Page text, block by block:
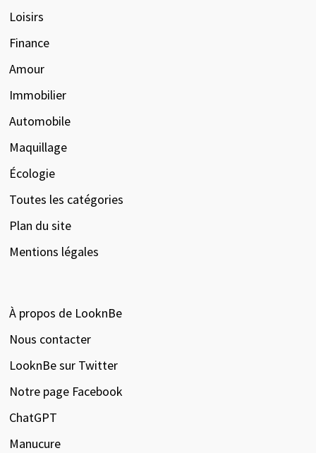
Loisirs
Finance
Amour
Immobilier
Automobile
Maquillage
Écologie
Toutes les catégories
Plan du site
Mentions légales
À propos de LooknBe
Nous contacter
LooknBe sur Twitter
Notre page Facebook
ChatGPT
Manucure